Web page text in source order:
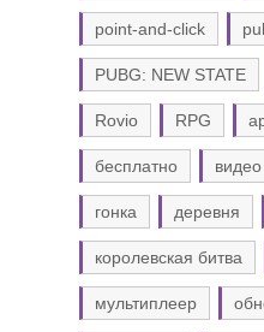
point-and-click
PUBG: NEW STATE
Rovio RPG
бесплатно видео
гонка деревня
королевская битва
мультиплеер